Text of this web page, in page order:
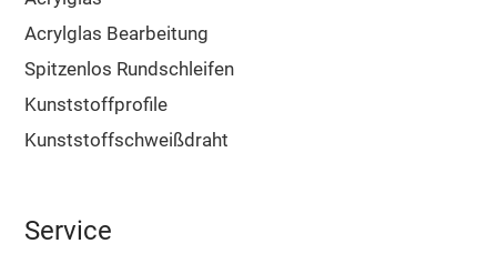
Acrylglas Bearbeitung
Spitzenlos Rundschleifen
Kunststoffprofile
Kunststoffschweißdraht
Service